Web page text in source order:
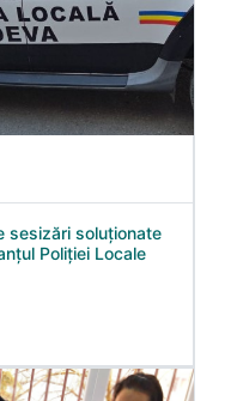
sesizări soluționate
Poliției Locale